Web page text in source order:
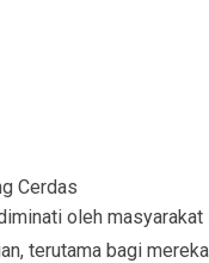
Cerdas
oleh
terutama bagi